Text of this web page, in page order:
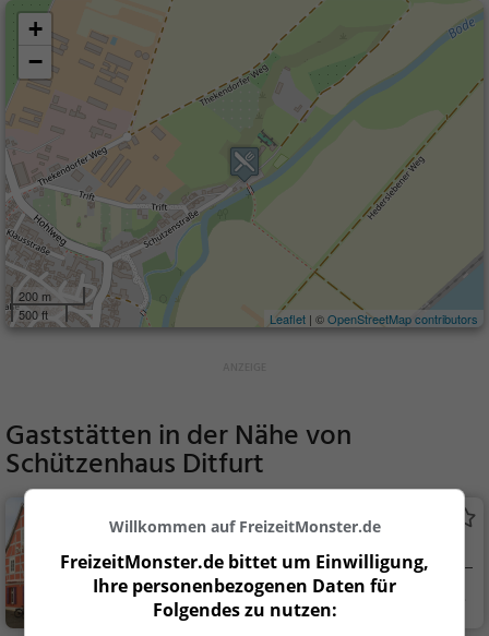
+
−
200 m
500 ft
Leaflet | ©OpenStreetMap contributors
Gaststätten in der Nähe von
Schützenhaus Ditfurt
Dorfkrug
Restaurant in Selke-Aue
Selke-Aue
Restaurant, Aben
dessen, Mittagessen
Willkommen auf FreizeitMonster.de
FreizeitMonster.de bittet um Einwilligung,
Ihre personenbezogenen Daten für
Folgendes zu nutzen: